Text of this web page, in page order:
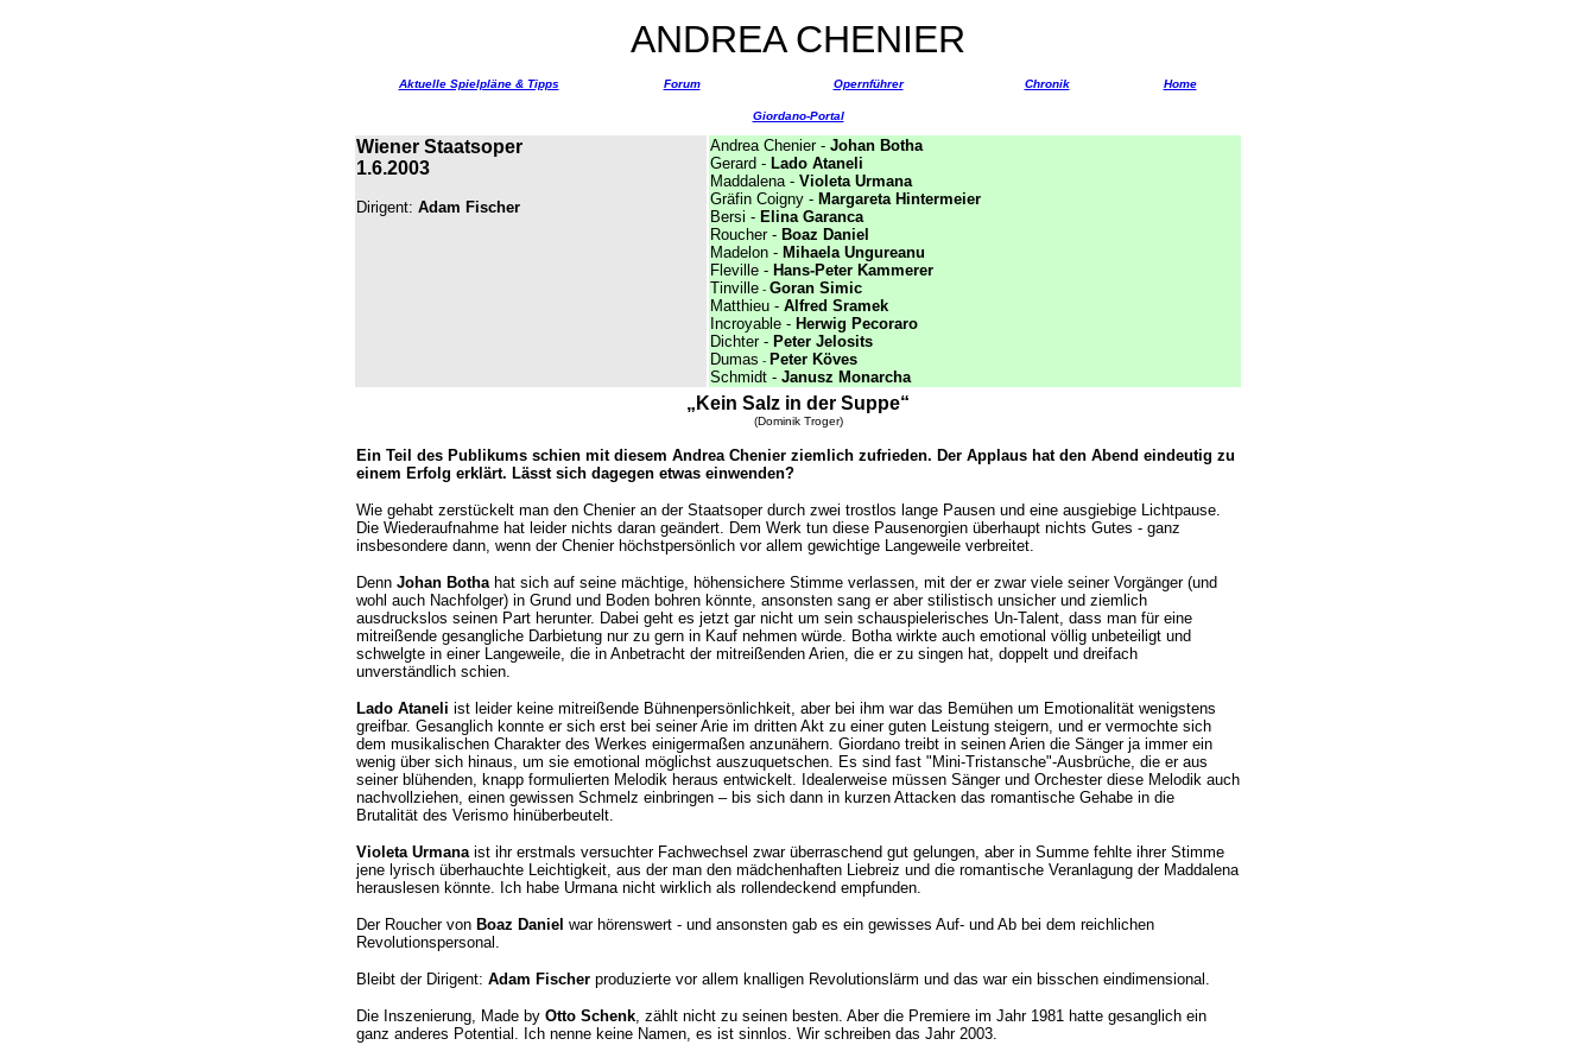
ANDREA CHENIER
Aktuelle Spielpläne & Tipps Forum Opernführer Chronik Home
Giordano-Portal
Wiener Staatsoper
1.6.2003
Dirigent: Adam Fischer
Andrea Chenier - Johan Botha
Gerard - Lado Ataneli
Maddalena - Violeta Urmana
Gräfin Coigny - Margareta Hintermeier
Bersi - Elina Garanca
Roucher - Boaz Daniel
Madelon - Mihaela Ungureanu
Fleville - Hans-Peter Kammerer
Tinville - Goran Simic
Matthieu - Alfred Sramek
Incroyable - Herwig Pecoraro
Dichter - Peter Jelosits
Dumas - Peter Köves
Schmidt - Janusz Monarcha
„Kein Salz in der Suppe“
(Dominik Troger)
Ein Teil des Publikums schien mit diesem Andrea Chenier ziemlich zufrieden. Der Applaus hat den Abend eindeutig zu
einem Erfolg erklärt. Lässt sich dagegen etwas einwenden?
Wie gehabt zerstückelt man den Chenier an der Staatsoper durch zwei trostlos lange Pausen und eine ausgiebige Lichtpause.
Die Wiederaufnahme hat leider nichts daran geändert. Dem Werk tun diese Pausenorgien überhaupt nichts Gutes - ganz
insbesondere dann, wenn der Chenier höchstpersönlich vor allem gewichtige Langeweile verbreitet.
Denn Johan Bothahat sich auf seine mächtige, höhensichere Stimme verlassen, mit der er zwar viele seiner Vorgänger (und
wohl auch Nachfolger) in Grund und Boden bohren könnte, ansonsten sang er aber stilistisch unsicher und ziemlich
ausdruckslos seinen Part herunter. Dabei geht es jetzt gar nicht um sein schauspielerisches Un-Talent, dass man für eine
mitreißende gesangliche Darbietung nur zu gern in Kauf nehmen würde. Botha wirkte auch emotional völlig unbeteiligt und
schwelgte in einer Langeweile, die in Anbetracht der mitreißenden Arien, die er zu singen hat, doppelt und dreifach
unverständlich schien.
Lado Ataneli ist leider keine mitreißende Bühnenpersönlichkeit, aber bei ihm war das Bemühen um Emotionalität wenigstens
greifbar. Gesanglich konnte er sich erst bei seiner Arie im dritten Akt zu einer guten Leistung steigern, und er vermochte sich
dem musikalischen Charakter des Werkes einigermaßen anzunähern. Giordano treibt in seinen Arien die Sänger ja immer ein
wenig über sich hinaus, um sie emotional möglichst auszuquetschen. Es sind fast "Mini-Tristansche"-Ausbrüche, die er aus
seiner blühenden, knapp formulierten Melodik heraus entwickelt. Idealerweise müssen Sänger und Orchester diese Melodik auch
nachvollziehen, einen gewissen Schmelz einbringen – bis sich dann in kurzen Attacken das romantische Gehabe in die
Brutalität des Verismo hinüberbeutelt.
Violeta Urmanaist ihr erstmals versuchter Fachwechsel zwar überraschend gut gelungen, aber in Summe fehlte ihrer Stimme
jene lyrisch überhauchte Leichtigkeit, aus der man den mädchenhaften Liebreiz und die romantische Veranlagung der Maddalena
herauslesen könnte. Ich habe Urmana nicht wirklich als rollendeckend empfunden.
Der Roucher von Boaz Daniel war hörenswert - und ansonsten gab es ein gewisses Auf- und Ab bei dem reichlichen
Revolutionspersonal.
Bleibt der Dirigent: Adam Fischer produzierte vor allem knalligen Revolutionslärm und das war ein bisschen eindimensional.
Die Inszenierung, Made by Otto Schenk, zählt nicht zu seinen besten. Aber die Premiere im Jahr 1981 hatte gesanglich ein
ganz anderes Potential. Ich nenne keine Namen, es ist sinnlos. Wir schreiben das Jahr 2003.